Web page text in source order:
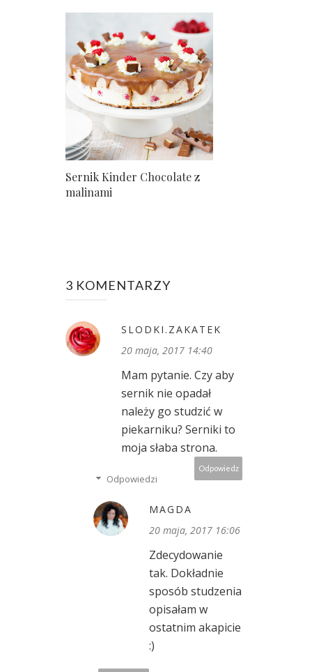
Sernik Kinder Chocolate z
malinami
3 KOMENTARZY
SLODKI.ZAKATEK
20 maja, 2017 14:40
Mam pytanie. Czy aby
sernik nie opadał
należy go studzić w
piekarniku? Serniki to
moja słaba strona.
Odpowiedz
Odpowiedzi
MAGDA
20 maja, 2017 16:06
Zdecydowanie
tak. Dokładnie
sposób studzenia
opisałam w
ostatnim akapicie
:)